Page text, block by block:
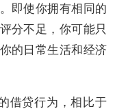
即使你拥有相同的
分不足，你可能只
的日常生活和经济
借贷行为，相比于